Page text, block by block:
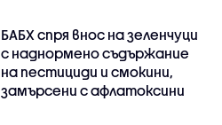
БАБХ спря внос на зеленчуци
с наднормено съдържание
на пестициди и смокини,
замърсени с афлатоксини